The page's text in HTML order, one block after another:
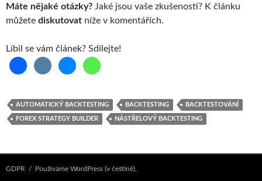
Máte nějaké otázky? Jaké jsou vaše zkušenosti? K článku
můžete diskutovat níže v komentářích.
Líbil se vám článek? Sdílejte!
AUTOMATICKÝ BACKTESTING BACKTESTING BACKTESTOVÁNÍ
FOREX STRATEGY BUILDER NÁSTŘELOVÝ BACKTESTING
GDPR Používáme WordPress (v češtině).